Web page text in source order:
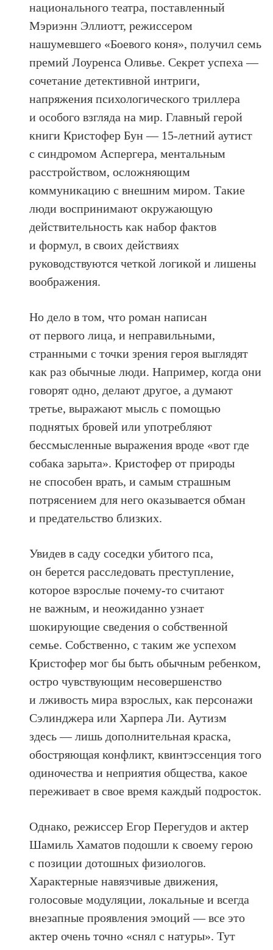
национального театра, поставленный
Мэриэнн Эллиотт, режиссером
нашумевшего «Боевого коня», получил семь
премий Лоуренса Оливье. Секрет успеха —
сочетание детективной интриги,
напряжения психологического триллера
и особого взгляда на мир. Главный герой
книги Кристофер Бун — 15-летний аутист
с синдромом Аспергера, ментальным
расстройством, осложняющим
коммуникацию с внешним миром. Такие
люди воспринимают окружающую
действительность как набор фактов
и формул, в своих действиях
руководствуются четкой логикой и лишены
воображения.
Но дело в том, что роман написан
от первого лица, и неправильными,
странными с точки зрения героя выглядят
как раз обычные люди. Например, когда они
говорят одно, делают другое, а думают
третье, выражают мысль с помощью
поднятых бровей или употребляют
бессмысленные выражения вроде «вот где
собака зарыта». Кристофер от природы
не способен врать, и самым страшным
потрясением для него оказывается обман
и предательство близких.
Увидев в саду соседки убитого пса,
он берется расследовать преступление,
которое взрослые почему-то считают
не важным, и неожиданно узнает
шокирующие сведения о собственной
семье. Собственно, с таким же успехом
Кристофер мог бы быть обычным ребенком,
остро чувствующим несовершенство
и лживость мира взрослых, как персонажи
Сэлинджера или Харпера Ли. Аутизм
здесь — лишь дополнительная краска,
обостряющая конфликт, квинтэссенция того
одиночества и неприятия общества, какое
переживает в свое время каждый подросток.
Однако, режиссер Егор Перегудов и актер
Шамиль Хаматов подошли к своему герою
с позиции дотошных физиологов.
Характерные навязчивые движения,
голосовые модуляции, локальные и всегда
внезапные проявления эмоций — все это
актер очень точно «снял с натуры». Тут